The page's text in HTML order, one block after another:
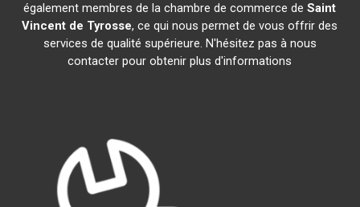
également membres de la chambre de commerce deSaint
Vincent de Tyrosse, ce qui nous permet de vous offrir des
services de qualité supérieure. N'hésitez pas à nous
contacter pour obtenir plus d'informations